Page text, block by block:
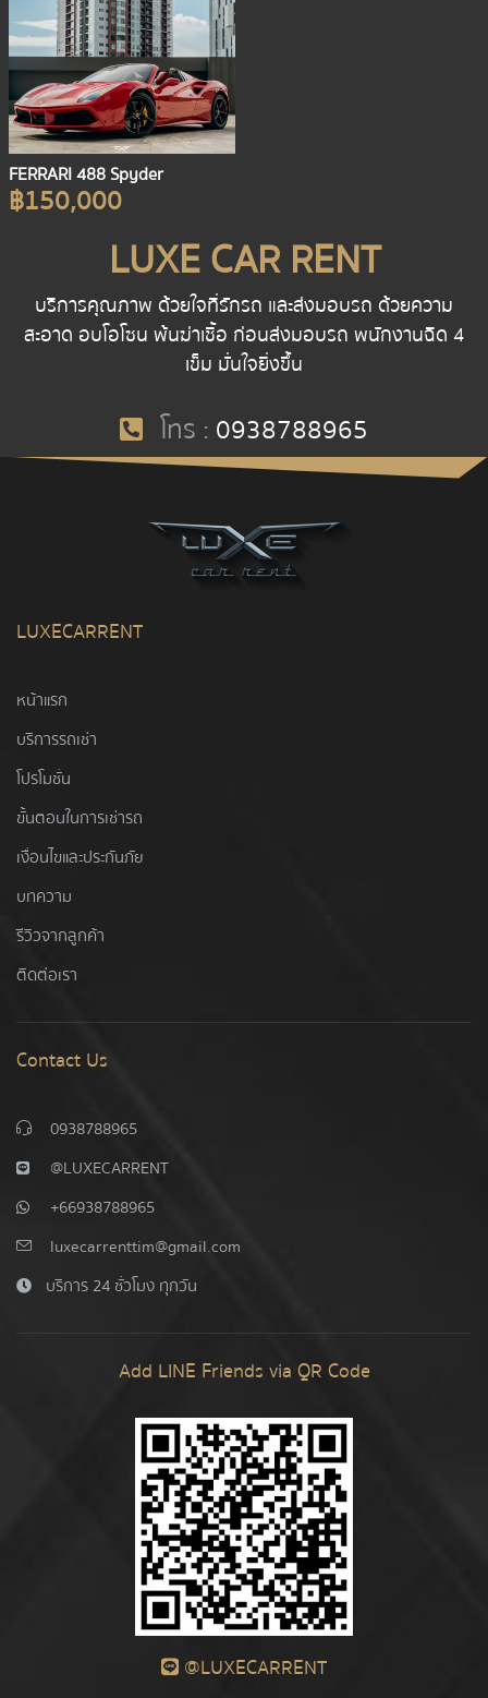
FERRARI 488 Spyder
฿150,000
LUXE CAR RENT
บริการคุณภาพ ด้วยใจที่รักรถ และส่งมอบรถ ด้วยความ
สะอาด อบโอโซน พ้นฆ่าเชื้อ ก่อนส่งมอบรถ พนักงานฉีด 4
เข็ม มั่นใจยิ่งขึ้น
โทร : 0938788965
LUXECARRENT
หน้าแรก
บริการรถเช่า
โปรโมชั่น
ขั้นตอนในการเช่ารถ
เงื่อนไขและประกันภัย
บทความ
รีวิวจากลูกค้า
ติดต่อเรา
Contact Us
0938788965
@LUXECARRENT
+66938788965
luxecarrenttim@gmail.com
บริการ 24 ชั่วโมง ทุกวัน
Add LINE Friends via QR Code
@LUXECARRENT